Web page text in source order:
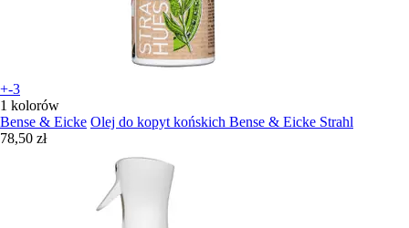
+-3
1 kolorów
Bense & Eicke Olej do kopyt końskich Bense & Eicke Strahl
78,50 zł